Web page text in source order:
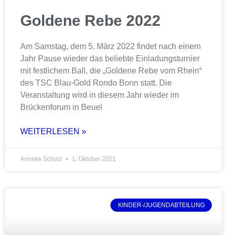
Goldene Rebe 2022
Am Samstag, dem 5. März 2022 findet nach einem
Jahr Pause wieder das beliebte Einladungsturnier
mit festlichem Ball, die „Goldene Rebe vom Rhein“
des TSC Blau-Gold Rondo Bonn statt. Die
Veranstaltung wird in diesem Jahr wieder im
Brückenforum in Beuel
WEITERLESEN »
Anneke Schulz 1. Oktober 2021
KINDER-/JUGENDABTEILUNG